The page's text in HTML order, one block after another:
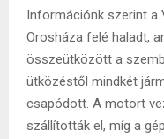
Információnk szerint a
Orosháza felé haladt,
összeütközött a
ütközéstől mindkét
csapódott. A motort
szállították el, míg a